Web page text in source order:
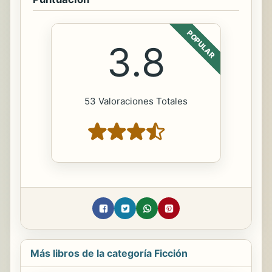
POPULAR
3.8
53 Valoraciones Totales
Más libros de la categoría Ficción